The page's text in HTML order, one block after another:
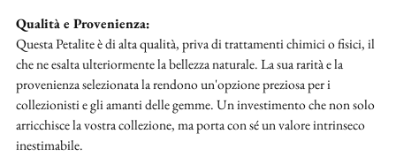
Qualità e Provenienza:
Questa Petalite è di alta qualità, priva di trattamenti chimici o fisici, il
che ne esalta ulteriormente la bellezza naturale. La sua rarità e la
provenienza selezionata la rendono un'opzione preziosa per i
collezionisti e gli amanti delle gemme. Un investimento che non solo
arricchisce la vostra collezione, ma porta con sé un valore intrinseco
inestimabile.